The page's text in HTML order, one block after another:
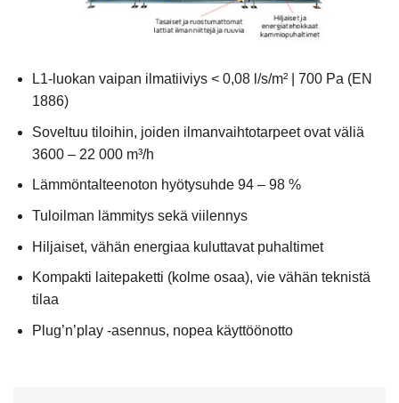
tulo- ja poistoilmavirta sekä ilmaraot.
L1-luokan vaipan ilmatiiviys < 0,08 l/s/m² | 700 Pa (EN
1886)
Soveltuu tiloihin, joiden ilmanvaihtotarpeet ovat väliä
3600 – 22 000 m³/h
Lämmöntalteenoton hyötysuhde 94 – 98 %
Tuloilman lämmitys sekä viilennys
Hiljaiset, vähän energiaa kuluttavat puhaltimet
Kompakti laitepaketti (kolme osaa), vie vähän teknistä
tilaa
Plug’n’play -asennus, nopea käyttöönotto